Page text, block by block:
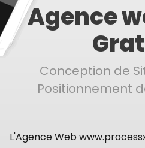
Agence
Conception de
Positionnement
L'Agence Web